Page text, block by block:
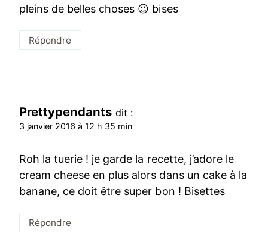
pleins de belles choses 😉 bises
Répondre
Prettypendants dit :
3 janvier 2016 à 12 h 35 min
Roh la tuerie ! je garde la recette, j’adore le
cream cheese en plus alors dans un cake à la
banane, ce doit être super bon ! Bisettes
Répondre